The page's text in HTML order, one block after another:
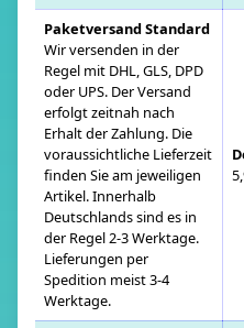
Paketversand Standard
Wir versenden in der
Regel mit DHL, GLS, DPD
oder UPS. Der Versand
erfolgt zeitnah nach
Erhalt der Zahlung. Die
voraussichtliche Lieferzeit
finden Sie am jeweiligen
Artikel. Innerhalb
Deutschlands sind es in
der Regel 2-3 Werktage.
Lieferungen per
Spedition meist 3-4
Werktage.